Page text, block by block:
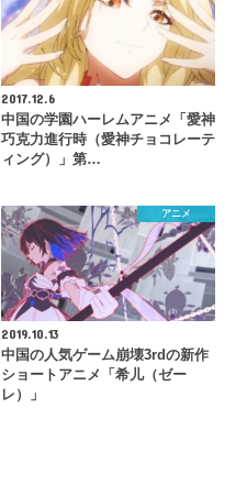
2017.12.6
中国の学園ハーレムアニメ「愛神
巧克力進行時（愛神チョコレーテ
ィング）」第…
アニメ
2019.10.13
中国の人気ゲーム崩壊3rdの新作
ショートアニメ「希儿（ゼー
レ）」